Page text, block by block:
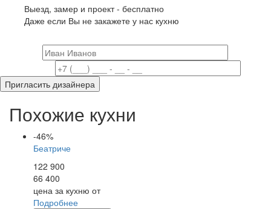
Выезд, замер и проект - бесплатно
Даже если Вы не закажете у нас кухню
Пригласить дизайнера
Похожие кухни
-46%
Беатриче
122 900
66 400
цена за кухню от
Подробнее